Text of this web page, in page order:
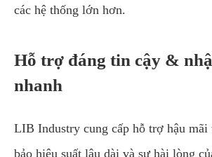
các hệ thống lớn hơn.
Hỗ trợ đáng tin cậy &
nhanh
LIB Industry cung cấp hỗ trợ hậu mãi
bảo hiệu suất lâu dài và sự hài lòng